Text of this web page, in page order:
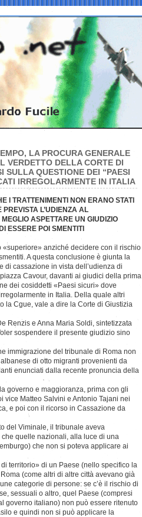
LA PROCURA GENERALE
VERDETTO DELLA CORTE DI
SULLA QUESTIONE DEI “PAESI
IRREGOLARMENTE IN ITALIA
I TRATTENIMENTI NON ERANO STATI
L’UDIENZA AL
ASPETTARE UN GIUDIZIO
ESSERE POI SMENTITI
«superiore» anziché decidere con il rischio
A questa conclusione è giunta la
di cassazione in vista dell’udienza di
Cavour, davanti ai giudici della prima
dei cosiddetti «Paesi sicuri» dove
in Italia. Della quale altri
la Cgue, vale a dire la Corte di Giustizia
Renzis e Anna Maria Soldi, sintetizzata
sospendere il presente giudizio sino
immigrazione del tribunale di Roma non
di otto migranti provenienti da
enunciati dalla recente pronuncia della
governo e maggioranza, prima con gli
vice Matteo Salvini e Antonio Tajani nei
e poi con il ricorso in Cassazione da
del Viminale, il tribunale aveva
quelle nazionali, alla luce di una
che non si poteva applicare ai
territorio» di un Paese (nello specifico la
(come altri di altre città avevano già
categorie di persone: se c’è il rischio di
sessuali o altro, quel Paese (compresi
governo italiano) non può essere ritenuto
e quindi non si può applicare la